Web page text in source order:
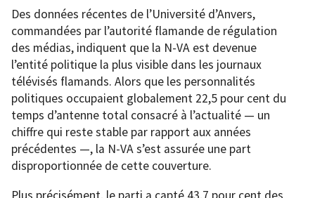
Des données récentes de l’Université d’Anvers,
commandées par l’autorité flamande de régulation
des médias, indiquent que la N-VA est devenue
l’entité politique la plus visible dans les journaux
télévisés flamands. Alors que les personnalités
politiques occupaient globalement 22,5 pour cent du
temps d’antenne total consacré à l’actualité — un
chiffre qui reste stable par rapport aux années
précédentes —, la N-VA s’est assurée une part
disproportionnée de cette couverture.